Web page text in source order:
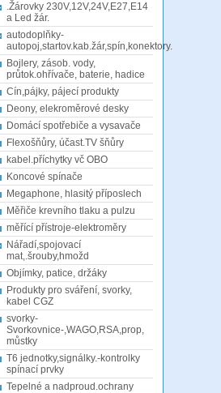
.Žárovky 230V,12V,24V,E27,E14
a Led žár.
autodoplňky-
autopoj,startov.kab.žár,spín,konektory.
Bojlery, zásob. vody,
průtok.ohřívače, baterie, hadice
Cín,pájky, pájecí produkty
Deony, elekroměrové desky
Domácí spotřebiče a vysavače
Flexošňůry, účast.TV šňůry
kabel.příchytky vč OBO
Koncové spínače
Megaphone, hlasitý příposlech
Měřiče krevního tlaku a pulzu
měřící přístroje-elektroměry
Nářadí,spojovací
mat,.šrouby,hmožd
Objímky, patice, držáky
Produkty pro sváření, svorky,
kabel CGZ
svorky-
Svorkovnice-,WAGO,RSA,prop,
můstky
T6 jednotky,signálky.-kontrolky
spínací prvky
Tepelné a nadproud.ochrany